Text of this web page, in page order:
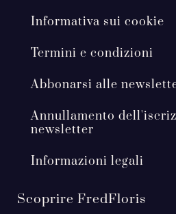
Informativa sui cookie
Termini e condizioni
Abbonarsi alle
Annullamento
newsletter
Informazioni legali
Scoprire FredFloris